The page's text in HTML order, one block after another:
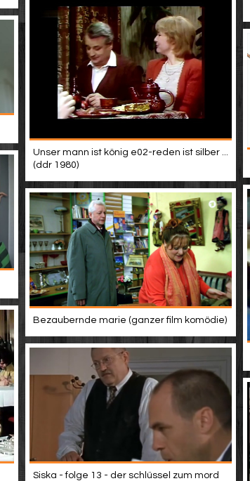
Unser mann ist könig e02-reden ist silber ...
(ddr 1980)
Bezaubernde marie (ganzer film komödie)
Siska - folge 13 - der schlüssel zum mord